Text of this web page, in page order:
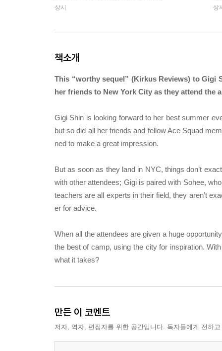
상시 상
책소개
This “worthy sequel” (Kirkus Reviews) to Gigi
her friends to New York City as they attend the
Gigi Shin is looking forward to her best summer
but so did all her friends and fellow Ace Squad
ned to make a great impression.
But as soon as they land in NYC, things don’t
with other attendees; Gigi is paired with Sohee,
teachers are all experts in their field, they aren’t
er for advice.
When all the attendees are given a huge
the best of camp, using the city for inspiration.
what it takes?
만든 이 코멘트
저자, 역자, 편집자를 위한 공간입니다. 독자들에게 전하